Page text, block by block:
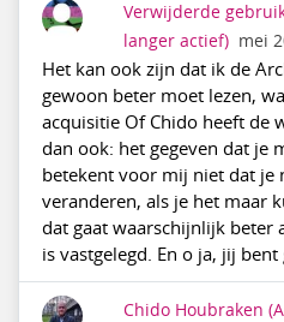
Verwijderde
langer actief) mei
Het kan ook zijn dat ik de
gewoon beter moet lezen,
acquisitie Of Chido heeft de
dan ook: het gegeven dat je
betekent voor mij niet dat je
veranderen, als je het maar
dat gaat waarschijnlijk beter
is vastgelegd. En o ja, jij
Chido Houbraken